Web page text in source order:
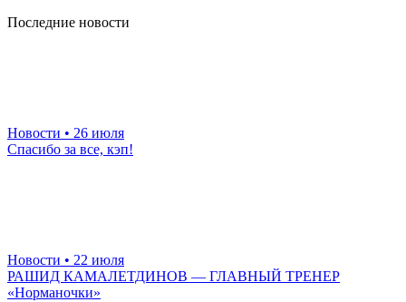
Последние новости
Новости • 26 июля
Спасибо за все, кэп!
Новости • 22 июля
РАШИД КАМАЛЕТДИНОВ — ГЛАВНЫЙ ТРЕНЕР
«Норманочки»